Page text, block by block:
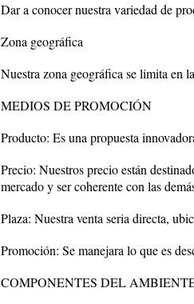
Dar a conocer nuestra variedad de
Zona geográfica
Nuestra zona geográfica se limita en
MEDIOS DE PROMOCIÓN
Producto: Es una propuesta
Precio: Nuestros precio están
mercado y ser coherente con las
Plaza: Nuestra venta seria directa,
Promoción: Se manejara lo que es
COMPONENTES DEL